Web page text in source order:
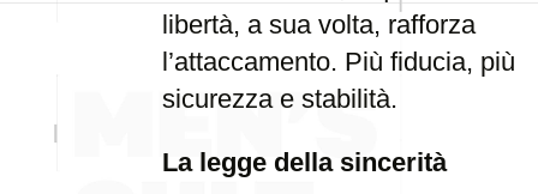
libertà, a sua volta, rafforza
l’attaccamento. Più fiducia, più
sicurezza e stabilità.
La legge della sincerità